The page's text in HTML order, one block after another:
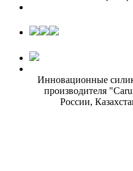
Инновационные
производителя
России,